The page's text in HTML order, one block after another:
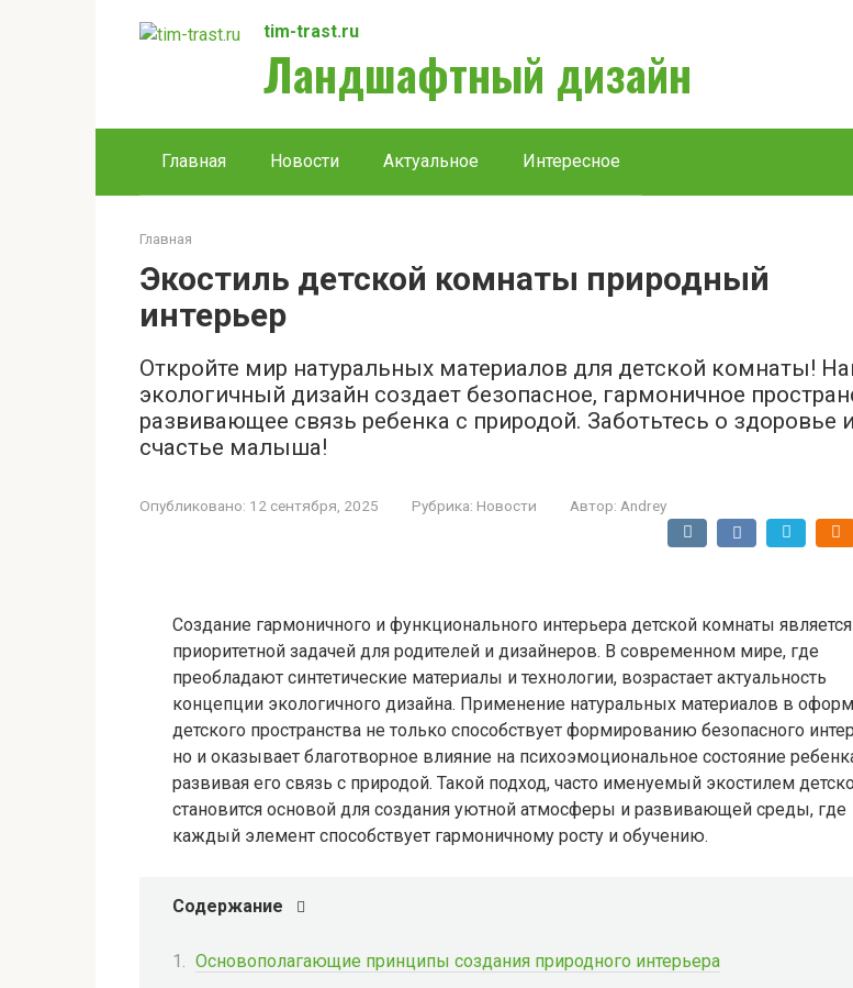
tim-trast.ru
Ландшафтный дизайн
Главная Новости Актуальное Интересное
Главная
Экостиль детской комнаты природный
интерьер
Откройте мир натуральных материалов для детской комнаты!
экологичный дизайн создает безопасное, гармоничное
развивающее связь ребенка с природой. Заботьтесь о здоровье и
счастье малыша!
Опубликовано: 12 сентября, 2025 Рубрика: Новости Автор: Andrey
Создание гармоничного и функционального интерьера детской комнаты является
приоритетной задачей для родителей и дизайнеров. В современном мире, где
преобладают синтетические материалы и технологии, возрастает актуальность
концепции экологичного дизайна. Применение натуральных материалов в
детского пространства не только способствует формированию безопасного
но и оказывает благотворное влияние на психоэмоциональное состояние
развивая его связь с природой. Такой подход, часто именуемый экостилем
становится основой для создания уютной атмосферы и развивающей среды, где
каждый элемент способствует гармоничному росту и обучению.
Содержание
Основополагающие принципы создания природного интерьера